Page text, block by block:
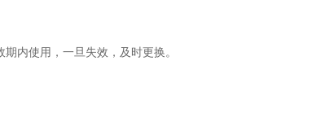
内使用，一旦失效，及时更换。